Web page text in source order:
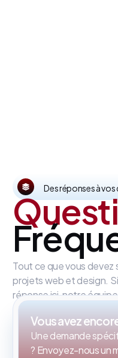
Des réponses à
Tout ce que vous devez
projets web et design.
réponse ici, notre
Vous avez
Une demande
? Envoyez-nous un